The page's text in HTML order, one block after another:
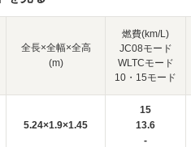
全長×全幅×全高
(m)
燃費(km/L)
JC08モード
WLTCモード
10・15モード
5.24×1.9×1.45
15
13.6
-